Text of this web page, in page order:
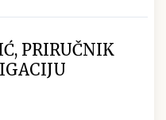
PRIRUČNIK